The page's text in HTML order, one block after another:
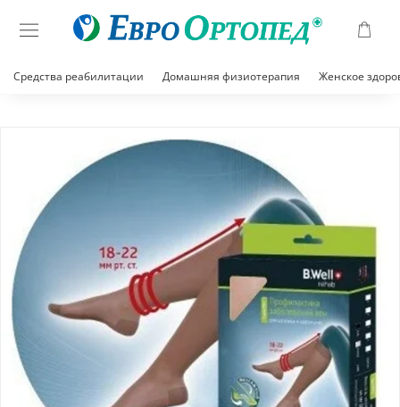
Средства реабилитации Домашняя физиотерапия Женское